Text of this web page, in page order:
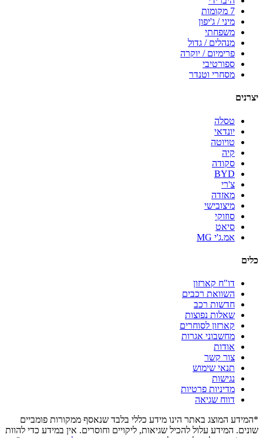
7 מקומות
מיני / ג'יפון
משפחתי
מנהלים / גדול
פרימיום / יוקרה
ספורטיבי
מסחרי וטנדר
יצרנים
טסלה
יונדאי
טויוטה
קיה
סקודה
BYD
צ'רי
מאזדה
מיצובישי
סוזוקי
סיאט
אמ.ג'י MG
כלים
דו"ח קארזון
השוואת רכבים
חדשות רכב
שאלות נפוצות
קארזון לסוחרים
מחשבוני אגרות
אודות
צור קשר
תנאי שימוש
נגישות
מדיניות פרטיות
דווח שגיאה
*המידע המוצג באתר הינו מידע כללי בלבד שנאסף ממקורות פומביים
שונים. המידע עלול להכיל שגיאות, ליקויים וחוסרים. אין במידע כדי להוות